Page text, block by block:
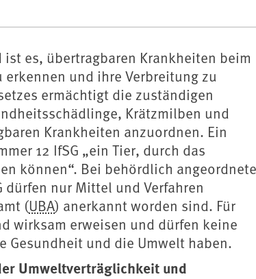
es, übertragbaren Krankheiten beim
und ihre Verbreitung zu
ermächtigt die zuständigen
Krätzmilben und
Krankheiten anzuordnen. Ein
12 IfSG „ein Tier, durch das
können“. Bei behördlich
dürfen nur Mittel und Verfahren
(UBA) anerkannt worden sind. Für
wirksam erweisen und dürfen keine
Gesundheit und die Umwelt haben.
Umweltverträglichkeit und